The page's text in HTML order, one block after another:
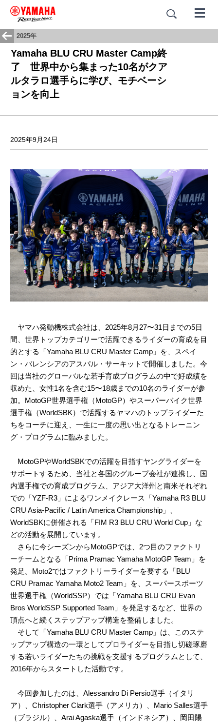
2025年
Yamaha BLU CRU Master Camp終
了 世界中から集まった10名がクア
ルタラロ選手らに学び、モチベーシ
ョンを向上
2025年9月24日
ヤマハ発動機株式会社は、2025年8月27〜31日までの5日
間、世界トップカテゴリーで活躍できるライダーの育成を目
的とする「Yamaha BLU CRU Master Camp」を、スペイ
ン・バレンシアのアスパル・サーキットで開催しました。今
回は当社のグローバルな若手育成プログラムの中で好成績を
収めた、女性1名を含む15〜18歳までの10名のライダーが参
加。MotoGP世界選手権（MotoGP）やスーパーバイク世界
選手権（WorldSBK）で活躍するヤマハのトップライダーた
ちをコーチに迎え、一生に一度の思い出となるトレーニン
グ・プログラムに臨みました。
MotoGPやWorldSBKでの活躍を目指すヤングライダーを
サポートするため、当社と各国のグループ会社が連携し、国
内選手権での育成プログラム、アジア大洋州と南米それぞれ
での「YZF-R3」によるワンメイクレース「Yamaha R3 BLU
CRU Asia-Pacific / Latin America Championship」、
WorldSBKに併催される「FIM R3 BLU CRU World Cup」な
どの活動を展開しています。
さらに今シーズンからMotoGPでは、2つ目のファクトリ
ーチームとなる「Prima Pramac Yamaha MotoGP Team」を
発足。Moto2ではファクトリーライダーを要する「BLU
CRU Pramac Yamaha Moto2 Team」を、スーパースポーツ
世界選手権（WorldSSP）では「Yamaha BLU CRU Evan
Bros WorldSSP Supported Team」を発足するなど、世界の
頂点へと続くステップアップ構造を整備しました。
そして「Yamaha BLU CRU Master Camp」は、このステ
ップアップ構造の一環としてプロライダーを目指し切磋琢磨
する若いライダーたちの挑戦を支援するプログラムとして、
2016年からスタートした活動です。
今回参加したのは、Alessandro Di Persio選手（イタリ
ア）、Christopher Clark選手（アメリカ）、Mario Salles選手
（ブラジル）、Arai Agaska選手（インドネシア）、岡田陽